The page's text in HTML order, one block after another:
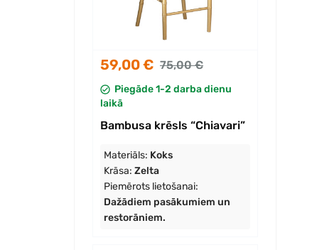
59,00 € 75,00 €
Piegāde 1-2 darba dienu
laikā
Bambusa krēsls “Chiavari”
Materiāls: Koks
Krāsa: Zelta
Piemērots lietošanai:
Dažādiem pasākumiem un
restorāniem.